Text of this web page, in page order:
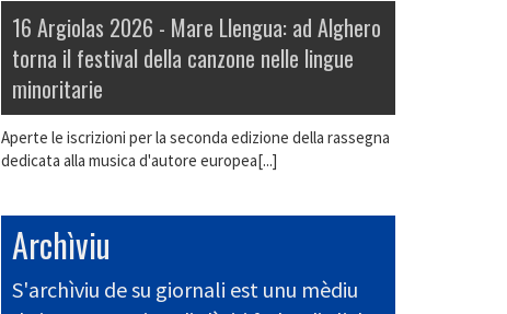
16 Argiolas 2026 - Mare Llengua: ad Alghero
torna il festival della canzone nelle lingue
minoritarie
Aperte le iscrizioni per la seconda edizione della rassegna
dedicata alla musica d'autore europea[...]
Archìviu
S'archìviu de su giornali est unu mèdiu